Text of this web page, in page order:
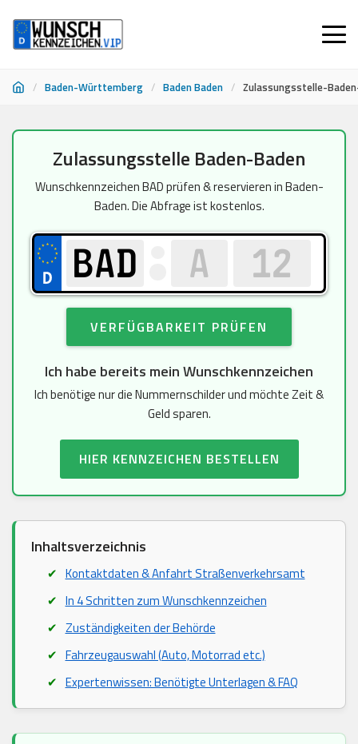
/ Baden-Württemberg / Baden Baden / Zulassungsstelle-
springen
Zulassungsstelle Baden-Baden
Wunschkennzeichen BAD prüfen & reservieren in Baden-
Baden. Die Abfrage ist kostenlos.
VERFÜGBARKEIT PRÜFEN
Ich habe bereits mein Wunschkennzeichen
Ich benötige nur die Nummernschilder und möchte Zeit &
Geld sparen.
HIER KENNZEICHEN BESTELLEN
Inhaltsverzeichnis
Kontaktdaten & Anfahrt Straßenverkehrsamt
In 4 Schritten zum Wunschkennzeichen
Zuständigkeiten der Behörde
Fahrzeugauswahl (Auto, Motorrad etc.)
Expertenwissen: Benötigte Unterlagen & FAQ